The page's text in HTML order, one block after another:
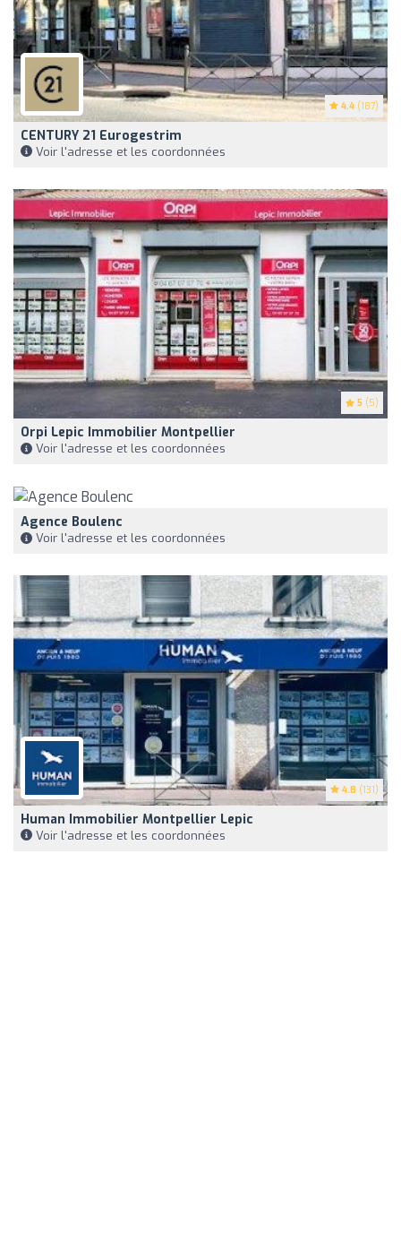
4.4 (187)
CENTURY 21 Eurogestrim
Voir l'adresse et les coordonnées
5 (5)
Orpi Lepic Immobilier Montpellier
Voir l'adresse et les coordonnées
Agence Boulenc
Voir l'adresse et les coordonnées
4.8 (131)
Human Immobilier Montpellier Lepic
Voir l'adresse et les coordonnées